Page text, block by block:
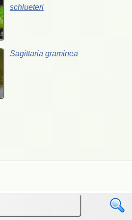
schlueteri
Sagittaria graminea